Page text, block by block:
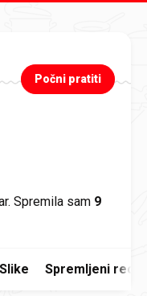
Počni pratiti
Spremila sam 9
Slike Spremljeni